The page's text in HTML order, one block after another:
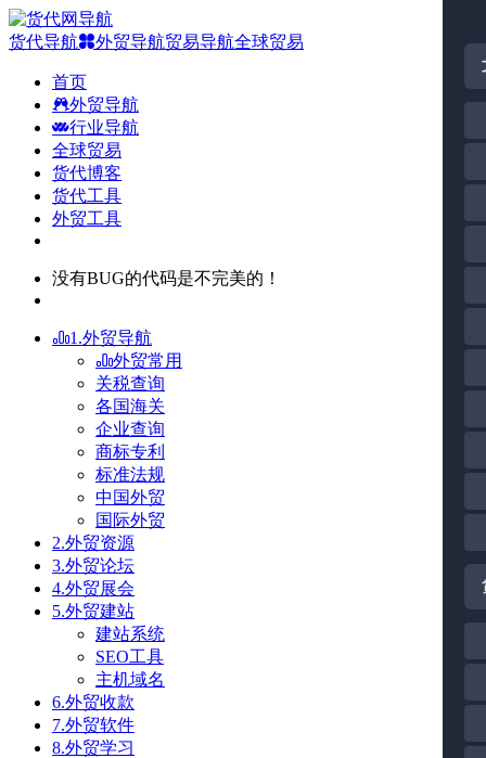
货代导航 外贸导航贸易导航全球贸易
首页
外贸导航
行业导航
全球贸易
货代博客
货代工具
外贸工具
没有BUG的代码是不完美的！
1.外贸导航
外贸常用
关税查询
各国海关
企业查询
商标专利
标准法规
中国外贸
国际外贸
2.外贸资源
3.外贸论坛
4.外贸展会
5.外贸建站
建站系统
SEO工具
主机域名
6.外贸收款
7.外贸软件
8.外贸学习